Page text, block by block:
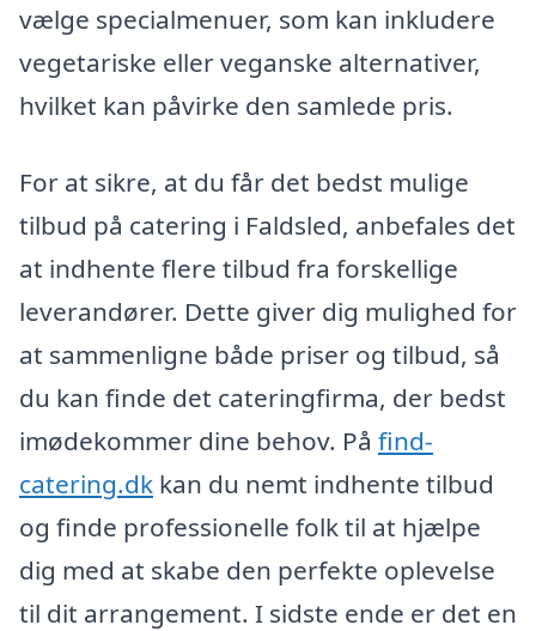
vælge specialmenuer, som kan inkludere
vegetariske eller veganske alternativer,
hvilket kan påvirke den samlede pris.
For at sikre, at du får det bedst mulige
tilbud på catering i Faldsled, anbefales det
at indhente flere tilbud fra forskellige
leverandører. Dette giver dig mulighed for
at sammenligne både priser og tilbud, så
du kan finde det cateringfirma, der bedst
imødekommer dine behov. På find-
catering.dk kan du nemt indhente tilbud
og finde professionelle folk til at hjælpe
dig med at skabe den perfekte oplevelse
til dit arrangement. I sidste ende er det en